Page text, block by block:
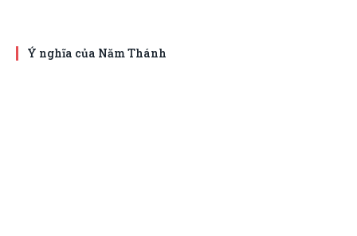
Ý nghĩa của Năm Thánh